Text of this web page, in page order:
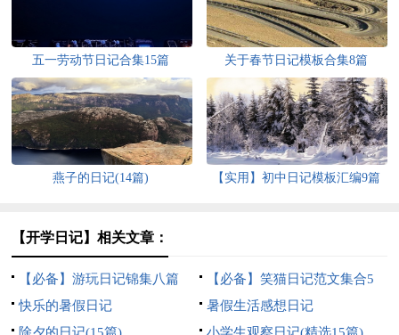
五一劳动节日记合集15篇 关于春节日记模板合集8篇
燕子的日记(14篇) 【实用】初中日记模板汇编9篇
【开学日记】相关文章：
【必备】游玩日记锦集八篇
【必备】笑猫日记范文集合5
篇
快乐的暑假日记
暑假生活感想日记
除夕的日记(15篇)
小学生观察日记(精选15篇)